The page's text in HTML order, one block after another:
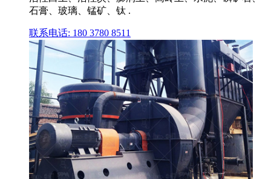
石膏、玻璃、锰矿、钛 .
联系电话: 180 3780 8511